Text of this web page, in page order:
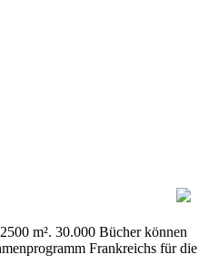
m². 30.000 Bücher können
Frankreichs für die